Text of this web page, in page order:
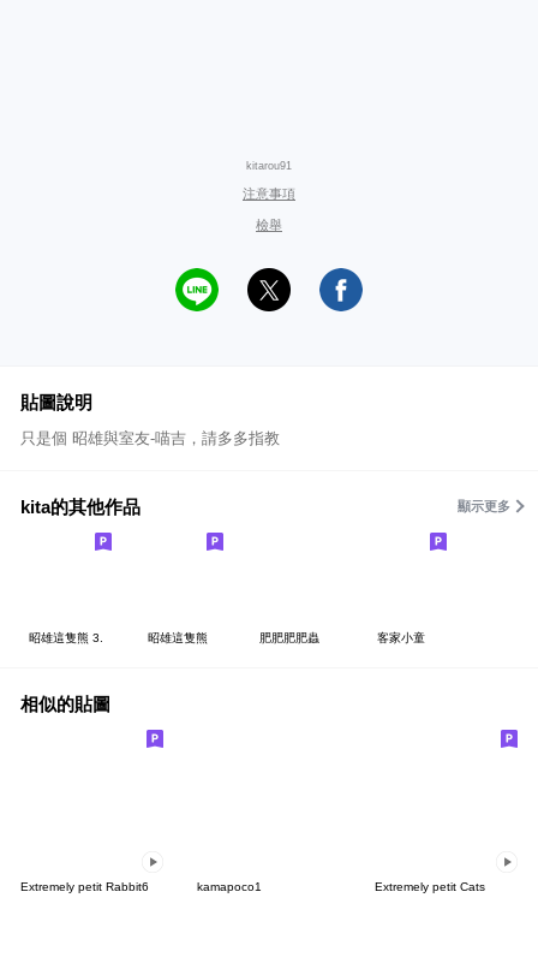
kitarou91
注意事項
檢舉
貼圖說明
只是個 昭雄與室友-喵吉，請多多指教
kita的其他作品 顯示更多
昭雄這隻熊 3. 昭雄這隻熊 肥肥肥肥蟲 客家小童
相似的貼圖
Extremely petit Rabbit6 kamapoco1 Extremely petit Cats